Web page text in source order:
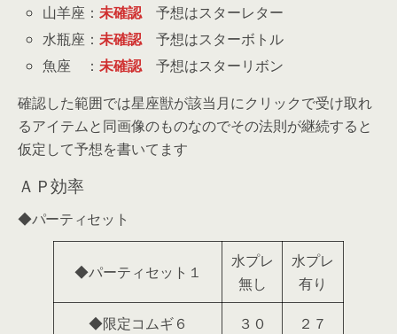
山羊座：未確認予想はスターレター
水瓶座：未確認予想はスターボトル
魚座 ：未確認予想はスターリボン
確認した範囲では星座獣が該当月にクリックで受け取れ
るアイテムと同画像のものなのでその法則が継続すると
仮定して予想を書いてます
ＡＰ効率
◆パーティセット
◆パーティセット１
水プレ
無し
水プレ
有り
◆限定コムギ６ ３０ ２７